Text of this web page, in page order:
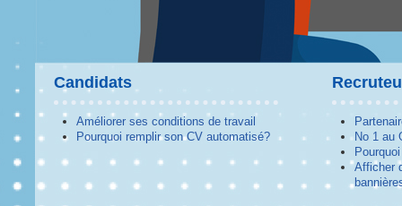
Candidats
Améliorer ses conditions de travail
Pourquoi remplir son CV automatisé?
No 1 au
Afficher